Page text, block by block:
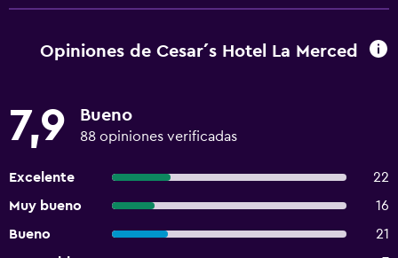
Opiniones de Cesar´s Hotel La Merced
7,9 Bueno
88 opiniones verificadas
Excelente
22
Muy bueno
16
Bueno
21